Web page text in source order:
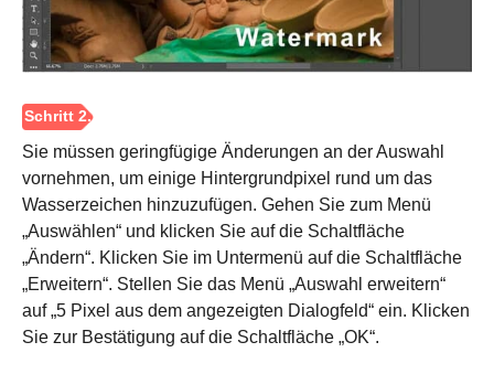
Sie müssen geringfügige Änderungen an der Auswahl
vornehmen, um einige Hintergrundpixel rund um das
Wasserzeichen hinzuzufügen. Gehen Sie zum Menü
„Auswählen“ und klicken Sie auf die Schaltfläche
„Ändern“. Klicken Sie im Untermenü auf die Schaltfläche
„Erweitern“. Stellen Sie das Menü „Auswahl erweitern“
auf „5 Pixel aus dem angezeigten Dialogfeld“ ein. Klicken
Sie zur Bestätigung auf die Schaltfläche „OK“.